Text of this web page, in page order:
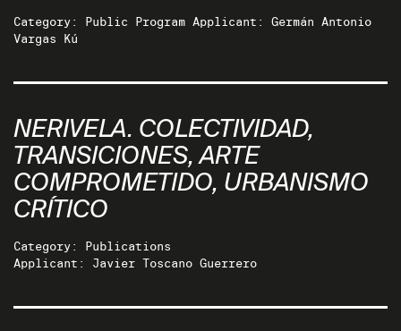
Category: Public Program Applicant: Germán Antonio
Vargas Kú
NERIVELA. COLECTIVIDAD,
TRANSICIONES, ARTE
COMPROMETIDO, URBANISMO
CRÍTICO
Category: Publications
Applicant: Javier Toscano Guerrero